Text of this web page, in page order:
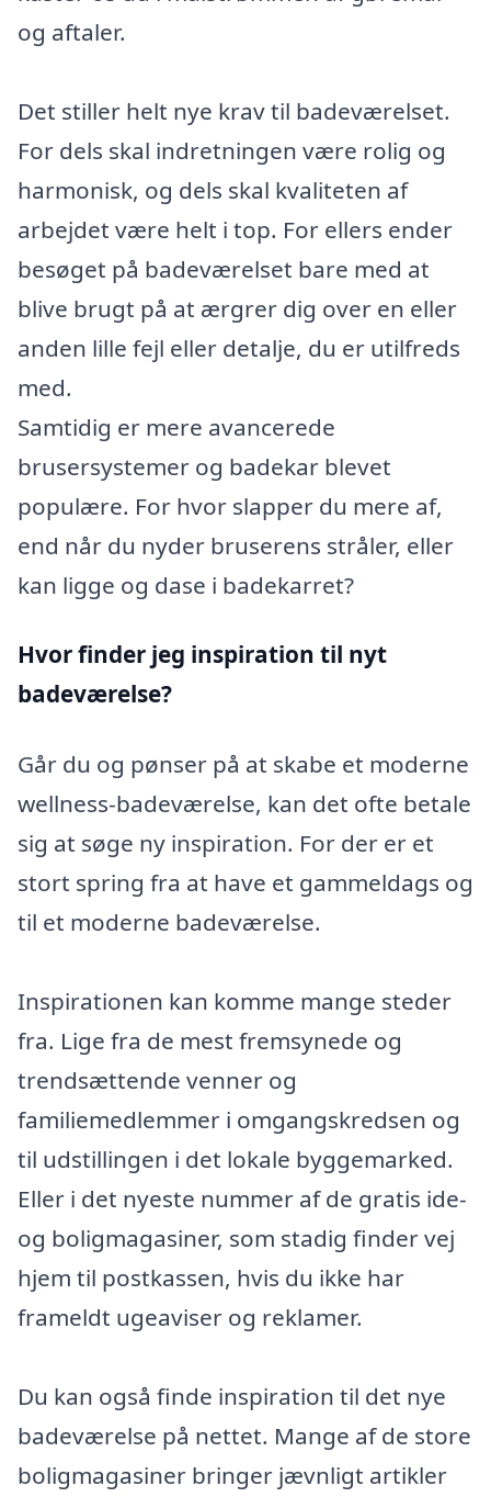
og aftaler.
Det stiller helt nye krav til badeværelset.
For dels skal indretningen være rolig og
harmonisk, og dels skal kvaliteten af
arbejdet være helt i top. For ellers ender
besøget på badeværelset bare med at
blive brugt på at ærgrer dig over en eller
anden lille fejl eller detalje, du er utilfreds
med.
Samtidig er mere avancerede
brusersystemer og badekar blevet
populære. For hvor slapper du mere af,
end når du nyder bruserens stråler, eller
kan ligge og dase i badekarret?
Hvor finder jeg inspiration til nyt
badeværelse?
Går du og pønser på at skabe et moderne
wellness-badeværelse, kan det ofte betale
sig at søge ny inspiration. For der er et
stort spring fra at have et gammeldags og
til et moderne badeværelse.
Inspirationen kan komme mange steder
fra. Lige fra de mest fremsynede og
trendsættende venner og
familiemedlemmer i omgangskredsen og
til udstillingen i det lokale byggemarked.
Eller i det nyeste nummer af de gratis ide-
og boligmagasiner, som stadig finder vej
hjem til postkassen, hvis du ikke har
frameldt ugeaviser og reklamer.
Du kan også finde inspiration til det nye
badeværelse på nettet. Mange af de store
boligmagasiner bringer jævnligt artikler